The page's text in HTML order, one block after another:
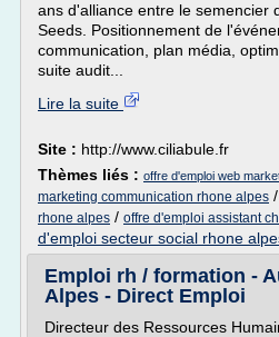
ans d'alliance entre le semencier
Seeds. Positionnement de
communication, plan média,
suite audit...
Lire la suite
Site : http://www.ciliabule.fr
Thèmes liés : offre d'emploi web
marketing communication rhone alpes /
rhone alpes / offre d'emploi assistant
d'emploi secteur social rhone
Emploi rh / formation -
Alpes - Direct Emploi
Directeur des Ressources